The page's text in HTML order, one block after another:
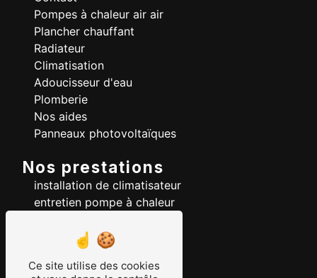
Pompes à chaleur air air
Plancher chauffant
Radiateur
Climatisation
Adoucisseur d'eau
Plomberie
Nos aides
Panneaux photovoltaïques
Nos prestations
installation de climatisateur
entretien pompe à chaleur
installation de climatisation
plancher chauffant
chauffage
Ce site utilise des cookies